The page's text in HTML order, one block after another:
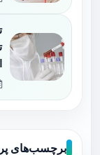
برچسب‌های